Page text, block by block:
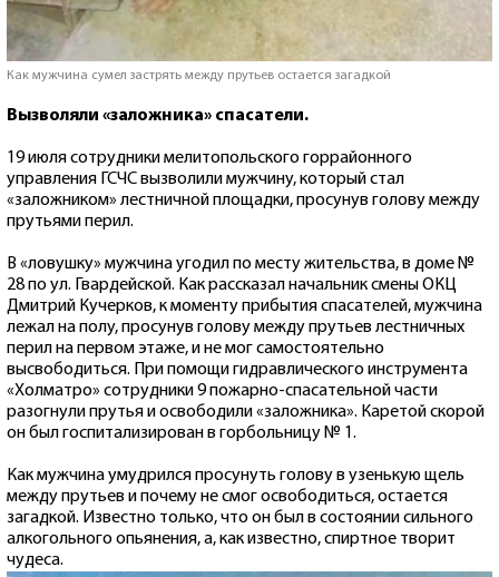
Как мужчина сумел застрять между прутьев остается загадкой
Вызволяли «заложника» спасатели.
19 июля сотрудники мелитопольского горрайонного
управления ГСЧС вызволили мужчину, который стал
«заложником» лестничной площадки, просунув голову между
прутьями перил.
В «ловушку» мужчина угодил по месту жительства, в доме №
28 по ул. Гвардейской. Как рассказал начальник смены ОКЦ
Дмитрий Кучерков, к моменту прибытия спасателей, мужчина
лежал на полу, просунув голову между прутьев лестничных
перил на первом этаже, и не мог самостоятельно
высвободиться. При помощи гидравлического инструмента
«Холматро» сотрудники 9 пожарно-спасательной части
разогнули прутья и освободили «заложника». Каретой скорой
он был госпитализирован в горбольницу № 1.
Как мужчина умудрился просунуть голову в узенькую щель
между прутьев и почему не смог освободиться, остается
загадкой. Известно только, что он был в состоянии сильного
алкогольного опьянения, а, как известно, спиртное творит
чудеса.